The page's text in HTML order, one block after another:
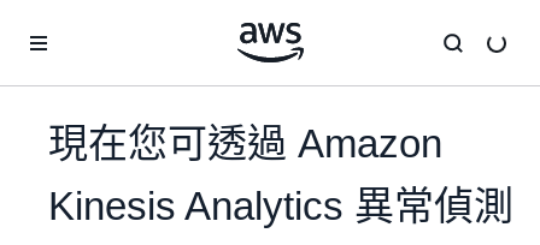
現在您可透過 Amazon
Kinesis Analytics 異常偵測